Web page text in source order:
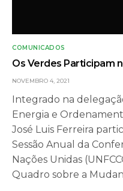
COMUNICADOS
Os Verdes Participam
NOVEMBRO 4, 2021
Integrado na
Energia e
José Luis Ferreira
Sessão Anual da
Nações Unidas
Quadro sobre a